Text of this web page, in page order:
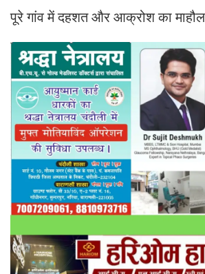
पूरे गांव में दहशत और आक्रोश का माहौल